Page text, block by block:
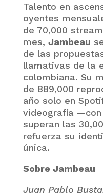
Talento en
oyentes
de 70,000
mes, Jambeau
de las
llamativas de la
colombiana. Su
de 889,000
año solo en
videografía —con
superan las
refuerza su
única.
Sobre Jambeau
Juan Pablo